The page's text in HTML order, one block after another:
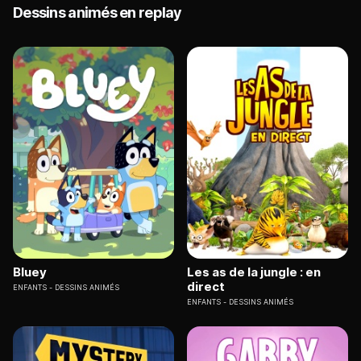
Dessins animés en replay
Bluey
ENFANTS DESSINS ANIMÉS
Les as de la jungle : en
direct
ENFANTS DESSINS ANIMÉS